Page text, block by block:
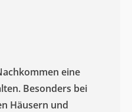
eine
Besonders bei
Häusern und